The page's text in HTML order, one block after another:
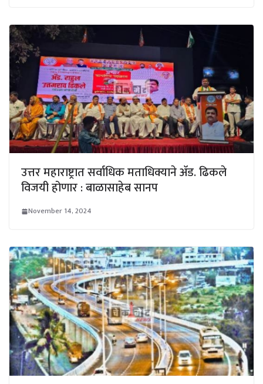
उत्तर महाराष्ट्रात सर्वाधिक मताधिक्याने ॲड. ढिकले
विजयी होणार : बाळासाहेब सानप
November 14, 2024